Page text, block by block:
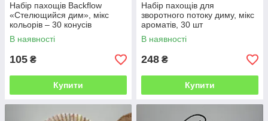
Набір пахощів Backflow
«Стелющийся дим», мікс
кольорів – 30 конусів
В наявності
105 ₴
Купити
Набір пахощів для
зворотного потоку диму, мікс
ароматів, 30 шт
В наявності
248 ₴
Купити